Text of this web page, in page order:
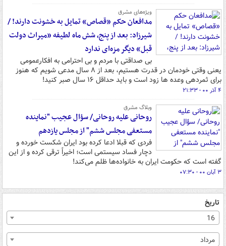
ویژه‌های مشرق
مدافعان حکم «قصاص» تمایل به خشونت دارند! /
شیرزاد: بعد از پنج، شش ماه لطیفه «میراث دولت
قبل» دیگر مزه‌ای ندارد
بی صداقتی با مردم و بی احترامی به افکارعمومی
یعنی وقتی خودمان در قدرت هستیم، بعد از ۸ سال مدعی شویم که هنوز
برای ثمردهی وعده ها زود است و باید حداقل ۱۶ سال صبر کنید!
۴ آذر ۰۰ - ۲۱:۳۳
وبلاگ مشرق
روحانی علیه روحانی/ سؤال عجیب "نماینده
مستعفی مجلس ششم" از مجلس یازدهم
فردی که قبلا ادعا کرده بود ایران شکست خورده و
دچار فساد سیستمی است؛ اخیراً ترقی کرده و از این
گفته است که حکومت ایران به خانواده‌ها ظلم می‌کند!
۳ آبان ۰۰ - ۰۷:۳۰
تاریخ
16
مرداد